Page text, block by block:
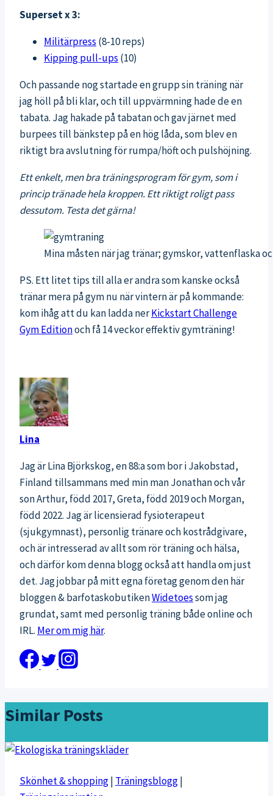
Superset x 3:
Militärpress (8-10 reps)
Kipping pull-ups (10)
Och passande nog startade en grupp sin träning när
jag höll på bli klar, och till uppvärmning hade de en
tabata. Jag hakade på tabatan och gav järnet med
burpees till bänkstep på en hög låda, som blev en
riktigt bra avslutning för rumpa/höft och pulshöjning.
Ett enkelt, men bra träningsprogram för gym, som i
princip tränade hela kroppen. Ett riktigt roligt pass
dessutom. Testa det gärna!
Mina måsten när jag tränar; gymskor, vattenflaska
PS. Ett litet tips till alla er andra som kanske också
tränar mera på gym nu när vintern är på kommande:
kom ihåg att du kan ladda nerKickstart Challenge
Gym Editionoch få 14 veckor effektiv gymträning!
Lina
Jag är Lina Björkskog, en 88:a som bor i Jakobstad,
Finland tillsammans med min man Jonathan och vår
son Arthur, född 2017, Greta, född 2019 och Morgan,
född 2022. Jag är licensierad fysioterapeut
(sjukgymnast), personlig tränare och kostrådgivare,
och är intresserad av allt som rör träning och hälsa,
och därför kom denna blogg också att handla om just
det. Jag jobbar på mitt egna företag genom den här
bloggen & barfotaskobutikenWidetoessom jag
grundat, samt med personlig träning både online och
IRL. Mer om mig här.
Similar Posts
Skönhet & shopping| Träningsblogg|